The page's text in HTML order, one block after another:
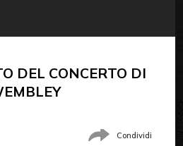
DEL CONCERTO DI
Condividi